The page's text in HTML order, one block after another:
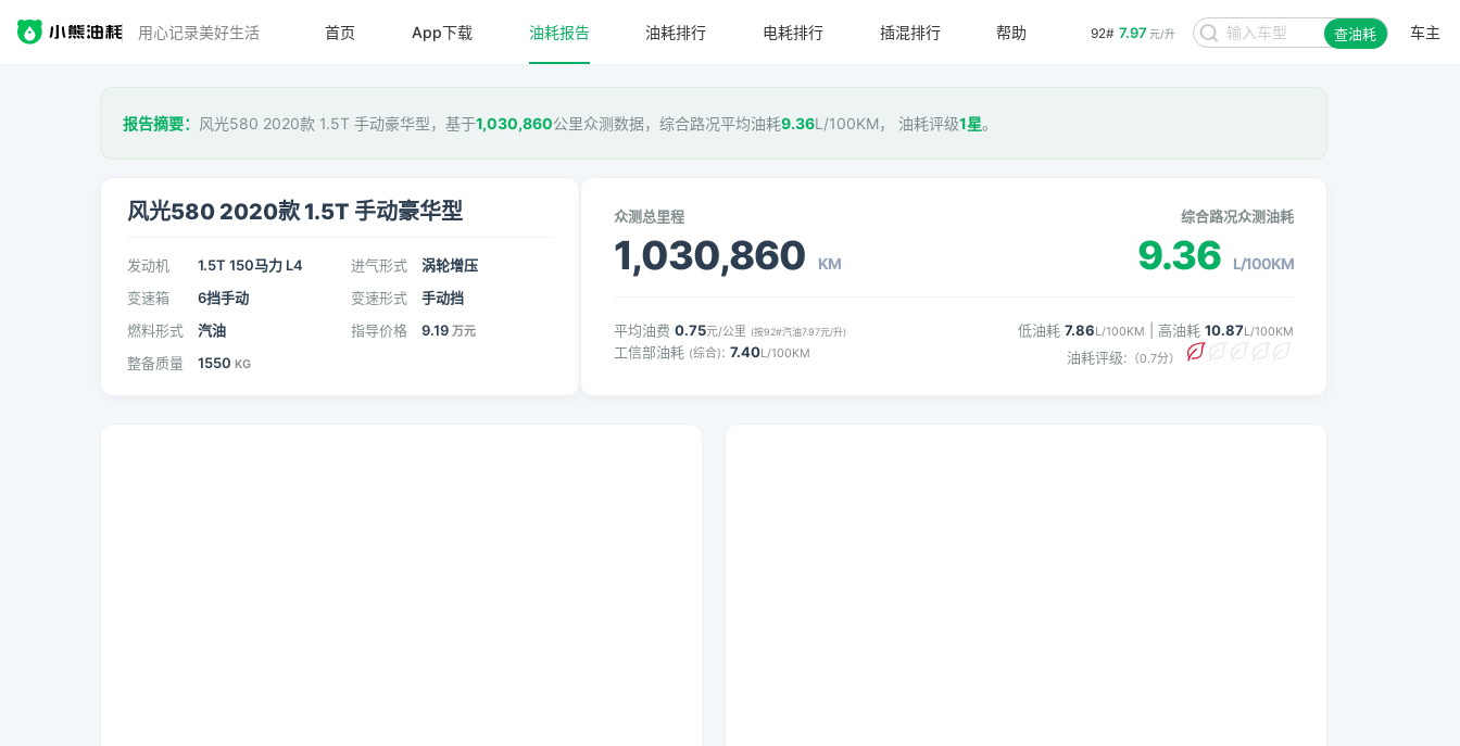
用心记录美好生活 92# 7.97 元/升 查油耗 车主
首页 App下载 油耗报告 油耗排行 电耗排行 插混排行 帮助
报告摘要： 风光580 2020款 1.5T 手动豪华型，基于1,030,860公里众测数据，综合路况平均油耗9.36L/100KM， 油耗评级1星。
风光580 2020款 1.5T 手动豪华型
发动机 1.5T 150马力 L4 进气形式
涡轮增压
变速箱
6挡手动 变速形式
手动挡
燃料形式
汽油 指导价格 9.19 万元
整备质量 1550 KG
众测总里程
1,030,860 KM
综合路况众测油耗
9.36 L/100KM
平均油费 0.75元/公里 (按92#汽油7.97元/升)
工信部油耗 (综合): 7.40L/100KM
低油耗 7.86L/100KM | 高油耗 10.87L/100KM
油耗评级: （0.7分）